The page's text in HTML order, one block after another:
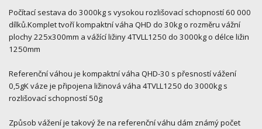
Počítací sestava do 3000kg s vysokou rozlišovací schopností 60 000
dílků.Komplet tvoří kompaktní váha QHD do 30kg o rozměru vážní
plochy 225x300mm a vážící ližiny 4TVLL1250 do 3000kg o délce ližin
1250mm
Referenční váhou je kompaktní váha QHD-30 s přesností vážení
0,5gK váze je připojena ližinová váha 4TVLL1250 do 3000kg s
rozlišovací schopností 50g
Způsob vážení je takový že na referenční váhu dám známý počet